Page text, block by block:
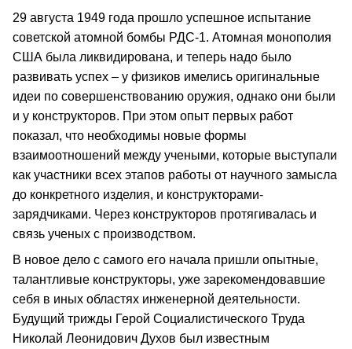
29 августа 1949 года прошло успешное испытание
советской атомной бомбы РДС-1. Атомная монополия
США была ликвидирована, и теперь надо было
развивать успех – у физиков имелись оригинальные
идеи по совершенствованию оружия, однако они были
и у конструкторов. При этом опыт первых работ
показал, что необходимы новые формы
взаимоотношений между учеными, которые выступали
как участники всех этапов работы от научного замысла
до конкретного изделия, и конструкторами-
зарядчиками. Через конструкторов протягивалась и
связь ученых с производством.
В новое дело с самого его начала пришли опытные,
талантливые конструкторы, уже зарекомендовавшие
себя в иных областях инженерной деятельности.
Будущий трижды Герой Социалистического Труда
Николай Леонидович Духов был известным